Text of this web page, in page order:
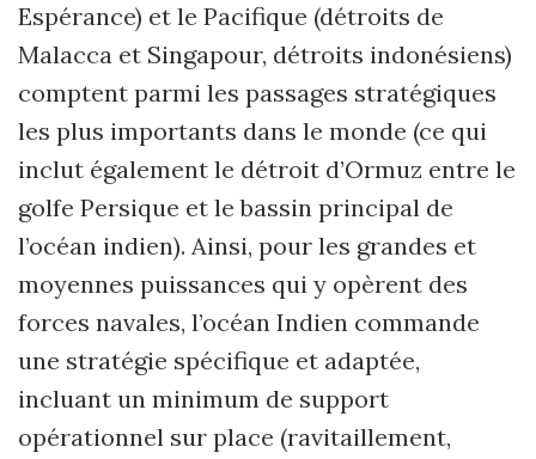
Espérance) et le Pacifique (détroits de
Malacca et Singapour, détroits indonésiens)
comptent parmi les passages stratégiques
les plus importants dans le monde (ce qui
inclut également le détroit d’Ormuz entre le
golfe Persique et le bassin principal de
l’océan indien). Ainsi, pour les grandes et
moyennes puissances qui y opèrent des
forces navales, l’océan Indien commande
une stratégie spécifique et adaptée,
incluant un minimum de support
opérationnel sur place (ravitaillement,